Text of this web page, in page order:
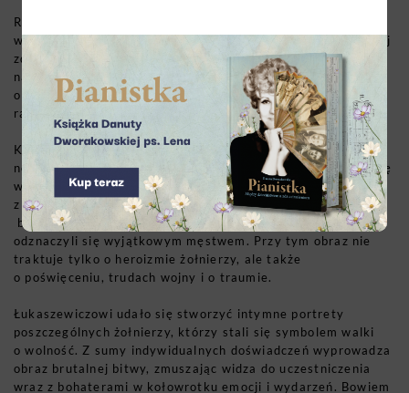
Reżyser nie unika trudnych wątków. Stawia Pileckiego
w kontekście zarówno bohaterskiego czynu, jak i późniejszej
zdrady ze strony władz komunistycznych, które skazały go
na śmierć. „
Raport Pileckiego”
to opowieść
o bezkompromisowości i niezłomności, która wykracza poza
ramy tradycyjnego kina biograficznego.
Kolejny film, za który Krzysztof Łukaszewicz otrzymuje
nominację, to „Czerwone maki”
, którego premiera odbyła się
w kwietniu 2024 r. Produkcja ta nawiązuje do jednego
z najważniejszych wydarzeń w polskiej historii wojskowej –
bitwy pod Monte Cassino, w której polscy żołnierze
odznaczyli się wyjątkowym męstwem. Przy tym obraz nie
traktuje tylko o heroizmie żołnierzy, ale także
o poświęceniu, trudach wojny i o traumie.
Łukaszewiczowi udało się stworzyć intymne portrety
poszczególnych żołnierzy, którzy stali się symbolem walki
o wolność. Z sumy indywidualnych doświadczeń wyprowadza
obraz brutalnej bitwy, zmuszając widza do uczestniczenia
wraz z bohaterami w kołowrotku emocji i wydarzeń. Bowiem